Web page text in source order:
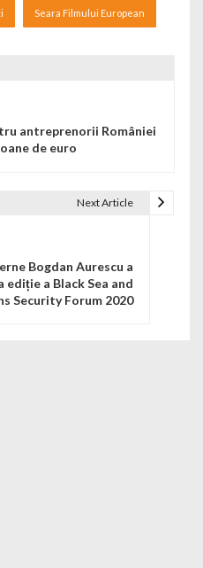
Seara Filmului European
antreprenorii României
de euro
Next Article
Bogdan Aurescu a
a Black Sea and
Security Forum 2020